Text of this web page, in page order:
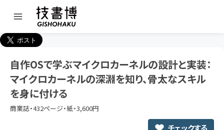
自作OSで学ぶマイクロカーネルの設計と実装：
マイクロカーネルの深淵を知り、骨太なスキル
を身に付ける
商業誌・432ページ・紙・3,600円
チェックする